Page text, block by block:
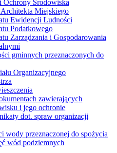
Ochrony Środowiska
Miejskiego
Ewidencji Ludności
Podatkowego
Zarządzania i Gospodarowania
gminnych przeznaczonych do
Organizacyjnego
zawierających
i jego ochronie
dot. spraw organizacji
wody przeznaczonej do spożycia
wód podziemnych